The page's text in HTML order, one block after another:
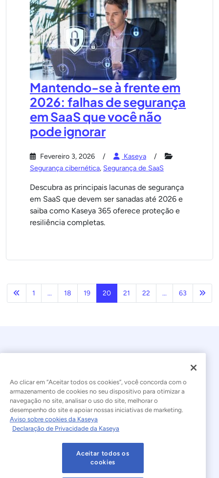
Mantendo-se à frente em
2026: falhas de segurança
em SaaS que você não
pode ignorar
Fevereiro 3, 2026
Kaseya
Segurança cibernética, Segurança de SaaS
Descubra as principais lacunas de segurança
em SaaS que devem ser sanadas até 2026 e
saiba como Kaseya 365 oferece proteção e
resiliência completas.
Anterior
1 ... 18 19 20 21 22 ... 63
© 2026 Kaseya. Todos os direitos reservados.
Português Brasileiro
Declaração sobre a Escravidão Moderna
Termos de Uso do Site Declaração de Privacidade
Ao clicar em “Aceitar todos os cookies”, você concorda com o
armazenamento de cookies no seu dispositivo para otimizar a
navegação no site, analisar o uso do site, melhorar o
desempenho do site e apoiar nossas iniciativas de marketing.
Aviso sobre cookies da Kaseya
Declaração de Privacidade da Kaseya
Aceitar todos os
cookies